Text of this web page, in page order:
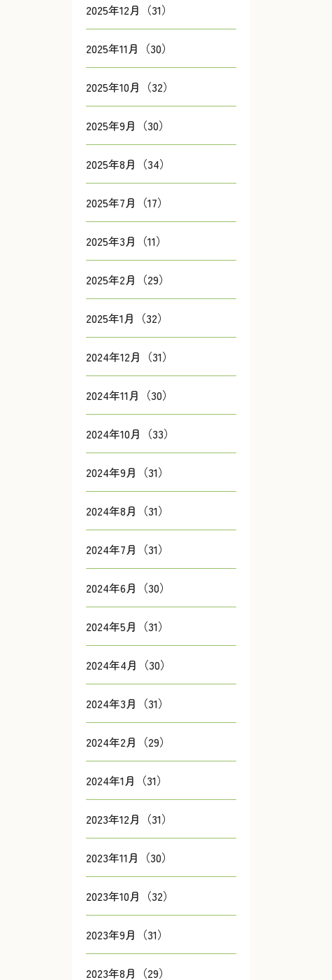
2025年12月（31）
2025年11月（30）
2025年10月（32）
2025年9月（30）
2025年8月（34）
2025年7月（17）
2025年3月（11）
2025年2月（29）
2025年1月（32）
2024年12月（31）
2024年11月（30）
2024年10月（33）
2024年9月（31）
2024年8月（31）
2024年7月（31）
2024年6月（30）
2024年5月（31）
2024年4月（30）
2024年3月（31）
2024年2月（29）
2024年1月（31）
2023年12月（31）
2023年11月（30）
2023年10月（32）
2023年9月（31）
2023年8月（29）